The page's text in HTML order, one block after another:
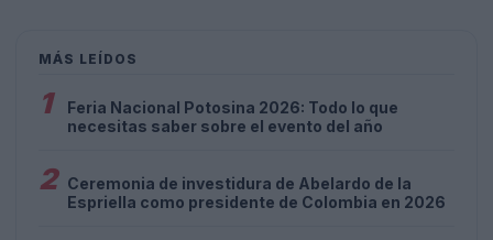
MÁS LEÍDOS
1
Feria Nacional Potosina 2026: Todo lo que
necesitas saber sobre el evento del año
2 Ceremonia de investidura de Abelardo de la
Espriella como presidente de Colombia en 2026